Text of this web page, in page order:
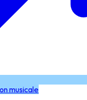
musicale